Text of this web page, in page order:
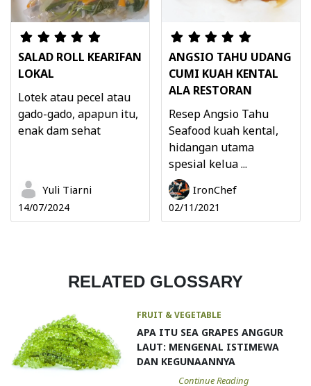
SALAD ROLL KEARIFAN
LOKAL
Lotek atau pecel atau
gado-gado, apapun itu,
enak dam sehat
Yuli Tiarni
14/07/2024
ANGSIO TAHU UDANG
CUMI KUAH KENTAL
ALA RESTORAN
Resep Angsio Tahu
Seafood kuah kental,
hidangan utama
spesial kelua ...
IronChef
02/11/2021
RELATED GLOSSARY
FRUIT & VEGETABLE
APA ITU SEA GRAPES ANGGUR
LAUT: MENGENAL ISTIMEWA
DAN KEGUNAANNYA
Continue Reading